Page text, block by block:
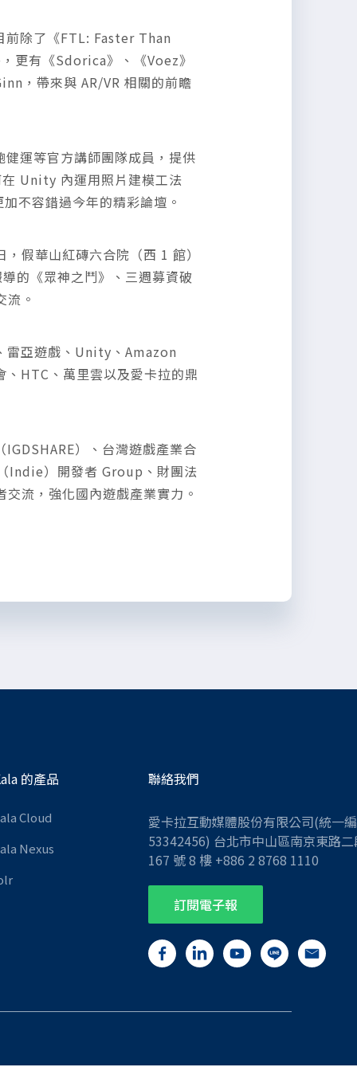
除了《FTL: Faster Than
更有《Sdorica》、《Voez》
，帶來與 AR/VR 相關的前瞻
運等官方講師團隊成員，提供
Unity 內運用照片建模工法
容錯過今年的精彩論壇。
假華山紅磚六合院（西 1 館）
的《眾神之鬥》、三週募資破
。
雷亞遊戲、Unity、Amazon
HTC、萬里雲以及愛卡拉的鼎
）、台灣遊戲產業合
Indie）開發者 Group、財團法
流，強化國內遊戲產業實力。
的產品
Cloud
Nexus
聯絡我們
愛卡拉互動媒體股份有限公司(統一
53342456) 台北市中山區南京東路
167 號 8 樓 +886 2 8768 1110
訂閱電子報